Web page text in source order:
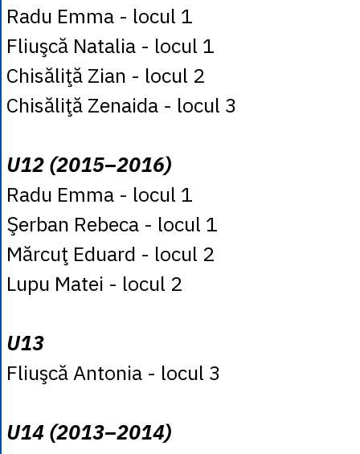
Radu Emma - locul 1
Fliuşcă Natalia - locul 1
Chisăliţă Zian - locul 2
Chisăliţă Zenaida - locul 3
U12 (2015–2016)
Radu Emma - locul 1
Şerban Rebeca - locul 1
Mărcuţ Eduard - locul 2
Lupu Matei - locul 2
U13
Fliuşcă Antonia - locul 3
U14 (2013–2014)